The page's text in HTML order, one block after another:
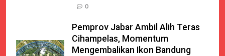
0
Pemprov Jabar Ambil Alih Teras
Cihampelas, Momentum
Mengembalikan Ikon Bandung